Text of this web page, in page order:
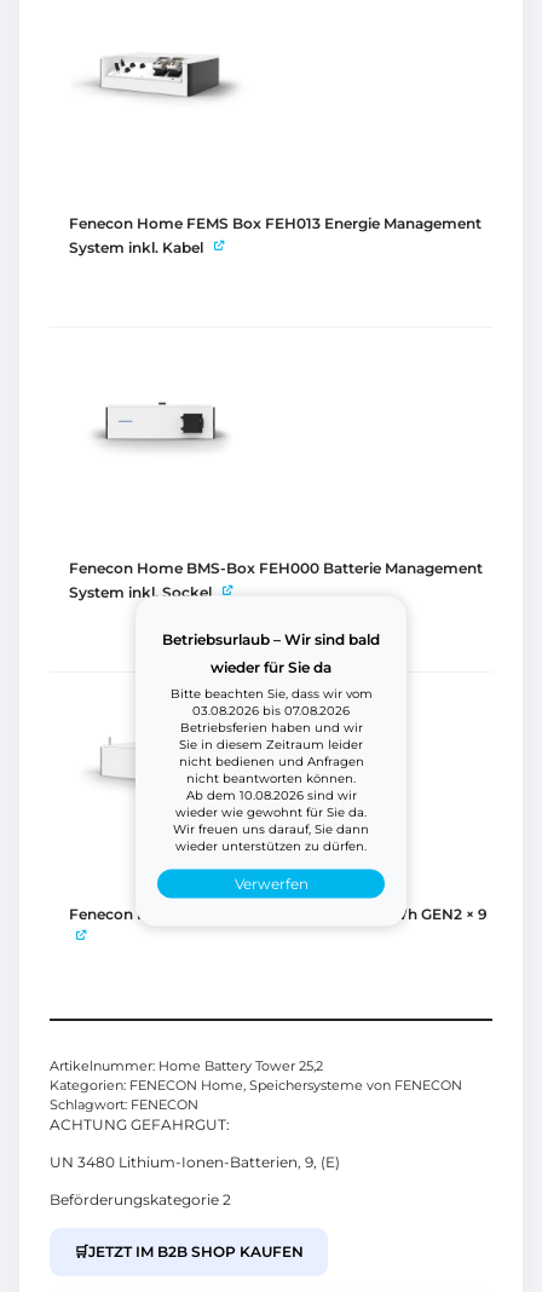
Betriebsurlaub – Wir sind bald
wieder für Sie da
Bitte beachten Sie, dass wir vom
03.08.2026 bis 07.08.2026
Betriebsferien haben und wir
Sie in diesem Zeitraum leider
nicht bedienen und Anfragen
nicht beantworten können.
Ab dem 10.08.2026 sind wir
wieder wie gewohnt für Sie da.
Wir freuen uns darauf, Sie dann
wieder unterstützen zu dürfen.
Verwerfen
Fenecon Home FEMS Box FEH013 Energie Management
System inkl. Kabel
Fenecon Home BMS-Box FEH000 Batterie Management
System inkl. Sockel
Fenecon Home Batteriemodul FEH021 2,8 kWh GEN2 × 9
Artikelnummer: Home Battery Tower 25,2
Kategorien: FENECON Home Speichersysteme von FENECON
Schlagwort: FENECON
ACHTUNG GEFAHRGUT:
UN 3480 Lithium-Ionen-Batterien, 9, (E)
Beförderungskategorie 2
🛒JETZT IM B2B SHOP KAUFEN